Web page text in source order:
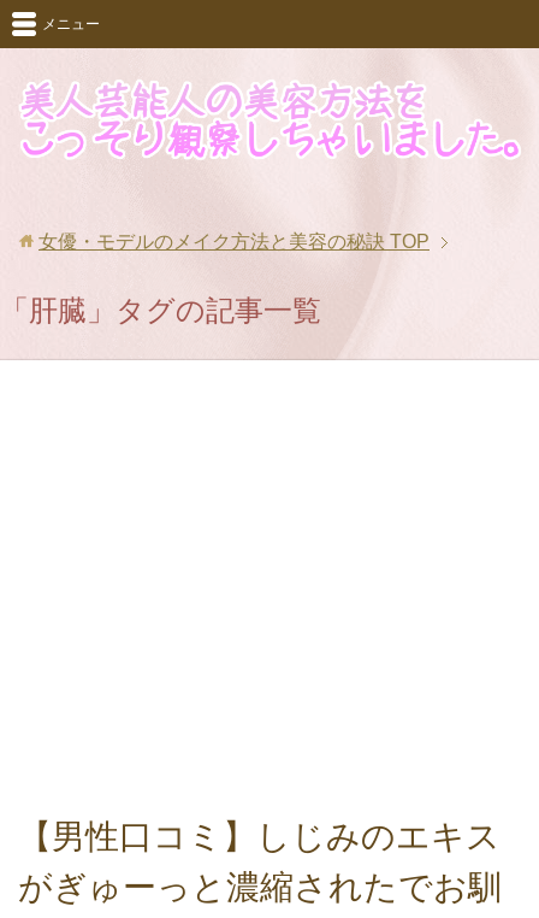
メニュー
女優・モデルのメイク方法と美容の秘訣 TOP
「肝臓」タグの記事一覧
【男性口コミ】しじみのエキス
がぎゅーっと濃縮されたでお馴